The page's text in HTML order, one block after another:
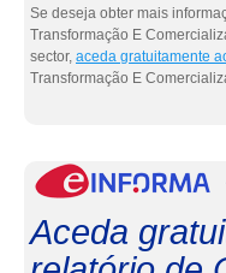
Se deseja obter mais
Transformação E
sector, aceda gratuitamente
Transformação E
Aceda